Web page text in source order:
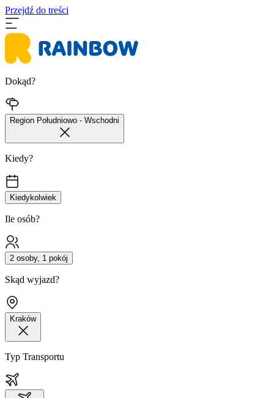
Przejdź do treści
Dokąd?
Region Południowo - Wschodni
Kiedy?
Kiedykolwiek
Ile osób?
2 osoby, 1 pokój
Skąd wyjazd?
Kraków
Typ Transportu